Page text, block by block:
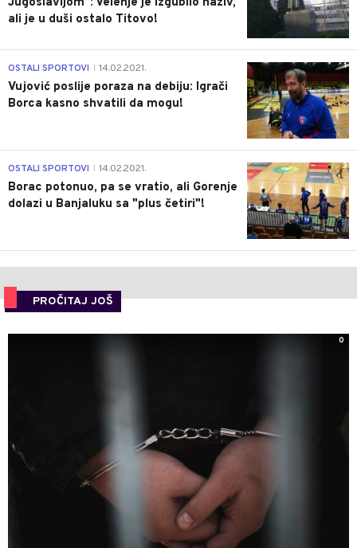
ali je u duši ostalo Titovo!
1
OSTALI SPORTOVI 14.02.2021.
Vujović poslije poraza na debiju: Igrači
Borca kasno shvatili da mogu!
3
OSTALI SPORTOVI 14.02.2021.
Borac potonuo, pa se vratio, ali Gorenje
dolazi u Banjaluku sa "plus četiri"!
PROČITAJ JOŠ
0